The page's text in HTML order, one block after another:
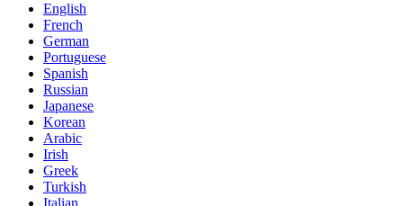
English
French
German
Portuguese
Spanish
Russian
Japanese
Korean
Arabic
Irish
Greek
Turkish